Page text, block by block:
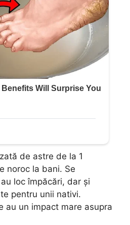
de astre de la 1
noroc la bani. Se
loc împăcări, dar și
pentru unii nativi.
au un impact mare asupra